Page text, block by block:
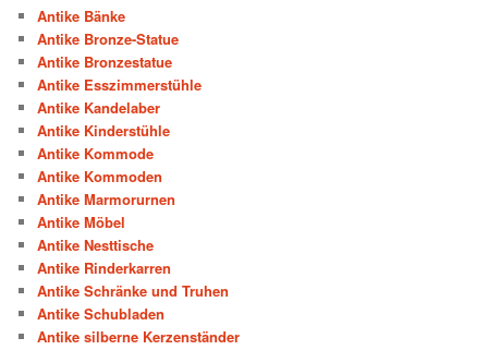
Antike Bänke
Antike Bronze-Statue
Antike Bronzestatue
Antike Esszimmerstühle
Antike Kandelaber
Antike Kinderstühle
Antike Kommode
Antike Kommoden
Antike Marmorurnen
Antike Möbel
Antike Nesttische
Antike Rinderkarren
Antike Schränke und Truhen
Antike Schubladen
Antike silberne Kerzenständer